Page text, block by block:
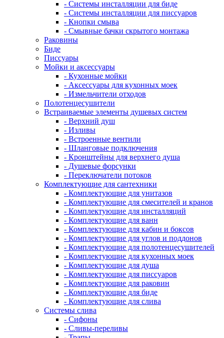
- Системы инсталляции для биде
- Системы инсталляции для писсуаров
- Кнопки смыва
- Смывные бачки скрытого монтажа
Раковины
Биде
Писсуары
Мойки и аксессуары
- Кухонные мойки
- Аксессуары для кухонных моек
- Измельчители отходов
Полотенцесушители
Встраиваемые элементы душевых систем
- Верхний душ
- Изливы
- Встроенные вентили
- Шланговые подключения
- Кронштейны для верхнего душа
- Душевые форсунки
- Переключатели потоков
Комплектующие для сантехники
- Комплектующие для унитазов
- Комплектующие для смесителей и кранов
- Комплектующие для инсталляций
- Комплектующие для ванн
- Комплектующие для кабин и боксов
- Комплектующие для углов и поддонов
- Комплектующие для полотенцесушителей
- Комплектующие для кухонных моек
- Комплектующие для душа
- Комплектующие для писсуаров
- Комплектующие для раковин
- Комплектующие для биде
- Комплектующие для слива
Системы слива
- Сифоны
- Сливы-переливы